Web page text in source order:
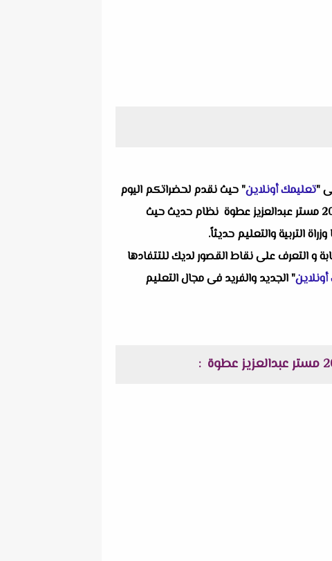
"تعليمك أونلاين" حيث نقدم لحضراتكم اليوم
واحد من انفراداتنا التعليمية ألا وهو اختبار فيزياء على الفصل الثانى الضوء للصف الثانى الثانوى الترم الاول 2024 مستر عبدالعزيز عطوة نظام حديث حيث
التربية والتعليم حديثاً.
و التعرف على نقاط القصور لديك للتتفادها
" الجديد والفريد فى مجال التعليم
: